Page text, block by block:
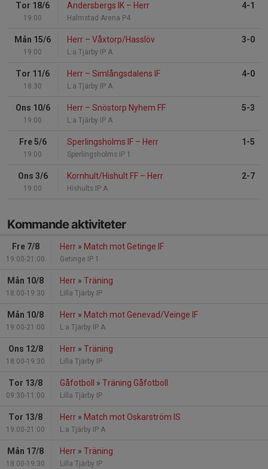
Tor 18/6
19:00
Andersbergs IK – Herr
Halmstad Arena P4
4-1
Mån 15/6
19:00
Herr – Våxtorp/Hasslöv
L:a Tjärby IP A
3-0
Tor 11/6
18:30
Herr – Simlångsdalens IF
L:a Tjärby IP A
4-0
Ons 10/6
19:00
Herr – Snöstorp Nyhem FF
L:a Tjärby IP A
5-3
Fre 5/6
19:00
Sperlingsholms IF – Herr
Sperlingsholms IP 1
1-5
Ons 3/6
19:00
Kornhult/Hishult FF – Herr
Hishults IP A
2-7
Kommande aktiviteter
Fre 7/8
19:00-21:00
Herr » Match mot Getinge IF
Getinge IP 1
Mån 10/8
18:00-19:30
Herr » Träning
Lilla Tjärby IP
Mån 10/8
19:00-21:00
Herr » Match mot Genevad/Veinge IF
L:a Tjärby IP A
Ons 12/8
18:00-19:30
Herr » Träning
Lilla Tjärby IP
Tor 13/8
09:30-11:00
Gåfotboll » Träning Gåfotboll
Lilla Tjärby IP
Tor 13/8
19:00-21:00
Herr » Match mot Oskarström IS
L:a Tjärby IP A
Mån 17/8
18:00-19:30
Herr » Träning
Lilla Tjärby IP